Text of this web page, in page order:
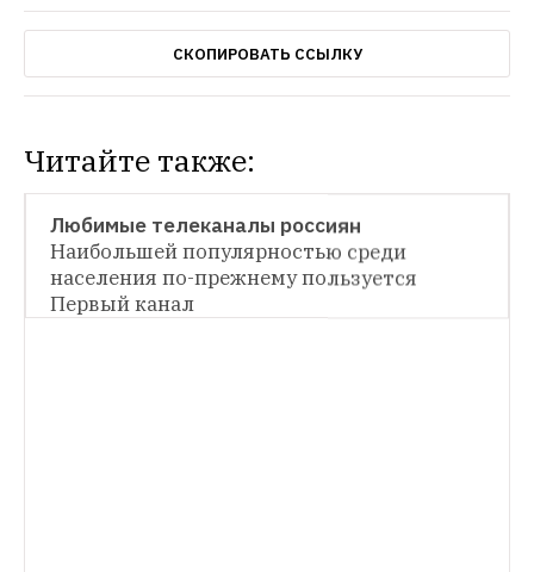
СКОПИРОВАТЬ ССЫЛКУ
Читайте также:
НОВОСТИ
Любимые телеканалы россиян
Наибольшей популярностью среди
населения по-прежнему пользуется
Первый канал